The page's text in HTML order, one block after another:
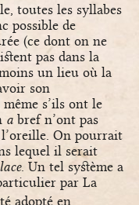
toutes les syllabes
possible de
(ce dont on ne
pas dans la
un lieu où la
son
s’ils ont le
a bref n’ont pas
On pourrait
lequel il serait
. Un tel système a
par La
adopté en